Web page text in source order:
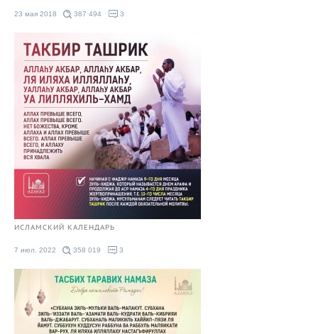
23 мая 2018 387 494 3
ИСЛАМСКИЙ КАЛЕНДАРЬ
7 июл. 2022 358 019 3